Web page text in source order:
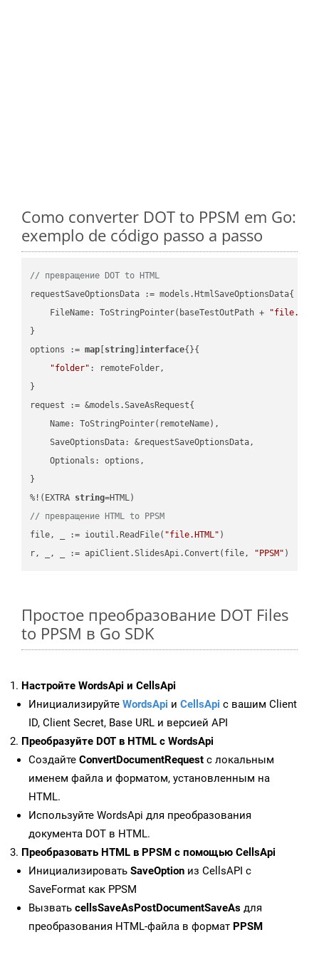
Como converter DOT to PPSM em Go:
exemplo de código passo a passo
// превращение DOT to HTML
requestSaveOptionsData := models.HtmlSaveOptionsData{
    FileName: ToStringPointer(baseTestOutPath +
"file.DOT"
}
options := map string ]interface{}{
"folder" : remoteFolder,
}
request := &models.SaveAsRequest{
    Name: ToStringPointer(remoteName),
    SaveOptionsData: &requestSaveOptionsData,
    Optionals: options,
}
%!(EXTRA string
// превращение HTML to PPSM
file, _ := ioutil.ReadFile( "file.HTML" )
r, _, _ := apiClient.SlidesApi.Convert(file,
"PPSM"
Простое преобразование DOT Files
to PPSM в Go SDK
Настройте WordsApi и CellsApi
Инициализируйте WordsApi и CellsApi с вашим Client
ID, Client Secret, Base URL и версией API
Преобразуйте DOT в HTML с WordsApi
Создайте ConvertDocumentRequest с локальным
именем файла и форматом, установленным на
HTML.
Используйте WordsApi для преобразования
документа DOT в HTML.
Преобразовать HTML в PPSM с помощью CellsApi
Инициализировать SaveOption из CellsAPI с
SaveFormat как PPSM
Вызвать cellsSaveAsPostDocumentSaveAs для
преобразования HTML-файла в формат PPSM